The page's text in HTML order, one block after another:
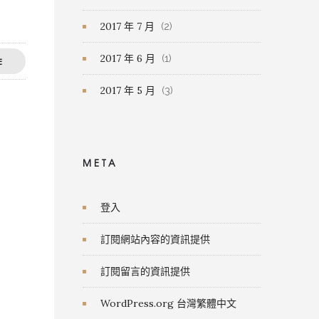
2017 年 7 月 (2)
2017 年 6 月 (1)
2017 年 5 月 (3)
META
登入
訂閱網站內容的資訊提供
訂閱留言的資訊提供
WordPress.org 台灣繁體中文